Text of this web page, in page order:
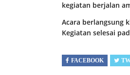
kegiatan berjalan
Acara berlangsung
Kegiatan selesai
FACEBOOK